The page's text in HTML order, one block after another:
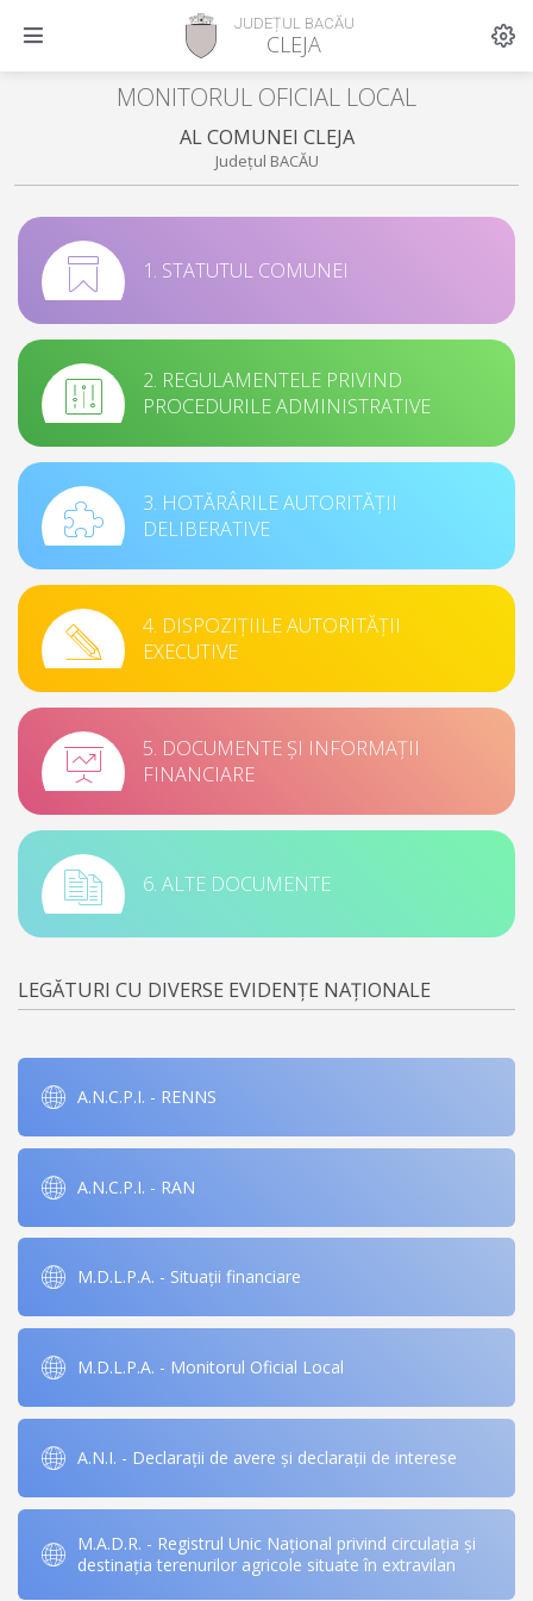
JUDEȚUL BACĂU
CLEJA
MONITORUL OFICIAL LOCAL
AL COMUNEI CLEJA
Județul BACĂU
1. STATUTUL COMUNEI
2. REGULAMENTELE PRIVIND
PROCEDURILE ADMINISTRATIVE
3. HOTĂRÂRILE AUTORITĂȚII
DELIBERATIVE
4. DISPOZIȚIILE AUTORITĂȚII
EXECUTIVE
5. DOCUMENTE ȘI INFORMAȚII
FINANCIARE
6. ALTE DOCUMENTE
LEGĂTURI CU DIVERSE EVIDENȚE NAȚIONALE
A.N.C.P.I. - RENNS
A.N.C.P.I. - RAN
M.D.L.P.A. - Situații financiare
M.D.L.P.A. - Monitorul Oficial Local
A.N.I. - Declarații de avere și declarații de interese
M.A.D.R. - Registrul Unic Național privind circulația și
destinația terenurilor agricole situate în extravilan